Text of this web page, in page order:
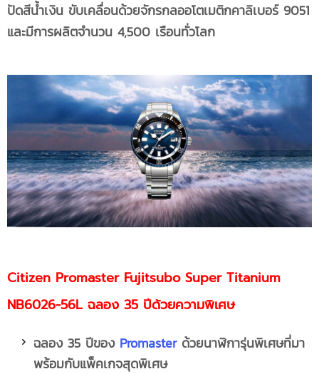
ปัดสีน้ำเงิน ขับเคลื่อนด้วยจักรกลออโตเมติกคาลิเบอร์ 9051
และมีการผลิตจำนวน 4,500 เรือนทั่วโลก
Citizen PromasterFujitsubo Super Titanium
NB6026-56L ฉลอง 35 ปีด้วยความพิเศษ
ฉลอง 35 ปีของ Promaster ด้วยนาฬิการุ่นพิเศษที่มา
พร้อมกับแพ็คเกจสุดพิเศษ